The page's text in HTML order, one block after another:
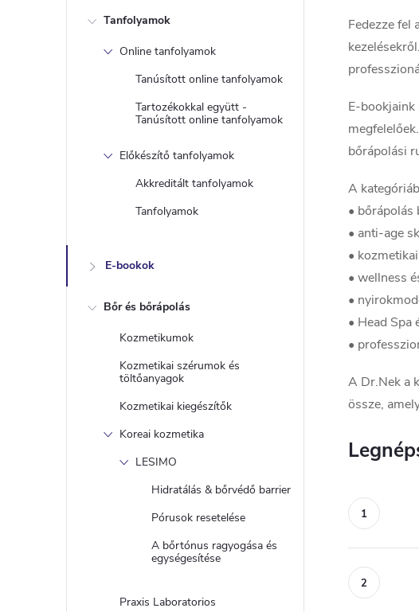
n
Tanfolyamok
Online tanfolyamok
Tanúsított online tanfolyamok
Tartozékokkal együtt -
Tanúsított online tanfolyamok
Előkészítő tanfolyamok
Akkreditált tanfolyamok
Tanfolyamok
E-bookok
Bőr és bőrápolás
Kozmetikumok
Kozmetikai szérumok és
töltőanyagok
Kozmetikai kiegészítők
Koreai kozmetika
LESIMO
Hidratálás & bőrvédő barrier
Pórusok resetelése
A bőrtónus ragyogása és
egységesítése
Praxis Laboratorios
Fedezze fel
E-bookjaink
bőrápolási
A
•
• anti-age
•
• wellness
•
• Head Spa
•
A Dr.Nek a
össze,